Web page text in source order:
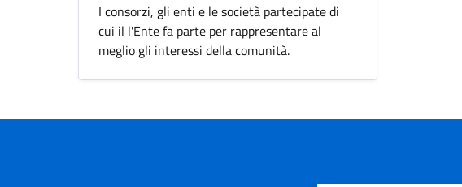
I consorzi, gli enti e le società partecipate di
cui il l'Ente fa parte per rappresentare al
meglio gli interessi della comunità.